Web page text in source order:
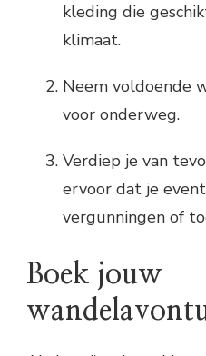
kleding die
klimaat.
Neem voldoende
voor onderweg.
Verdiep je van
ervoor dat je
vergunningen of
Boek jouw